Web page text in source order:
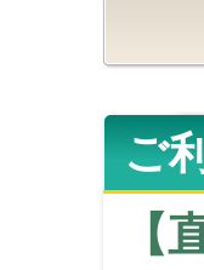
ご
【